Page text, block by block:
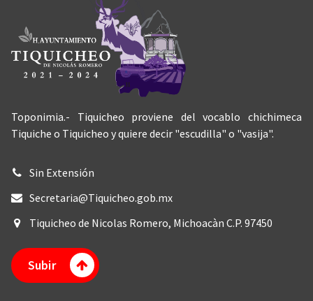
Toponimia.- Tiquicheo proviene del vocablo chichimeca
Tiquiche o Tiquicheo y quiere decir "escudilla" o "vasija".
Sin Extensión
Secretaria@Tiquicheo.gob.mx
Tiquicheo de Nicolas Romero, Michoacàn C.P. 97450
Subir